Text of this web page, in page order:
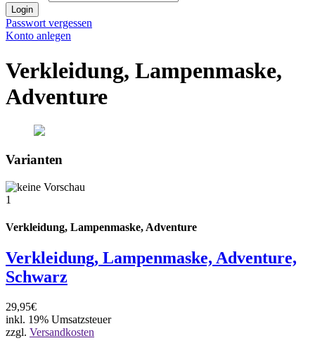
Login
Passwort vergessen
Konto anlegen
Verkleidung, Lampenmaske,
Adventure
Varianten
1
Verkleidung, Lampenmaske, Adventure
Verkleidung, Lampenmaske, Adventure,
Schwarz
29,95€
inkl. 19% Umsatzsteuer
zzgl. Versandkosten